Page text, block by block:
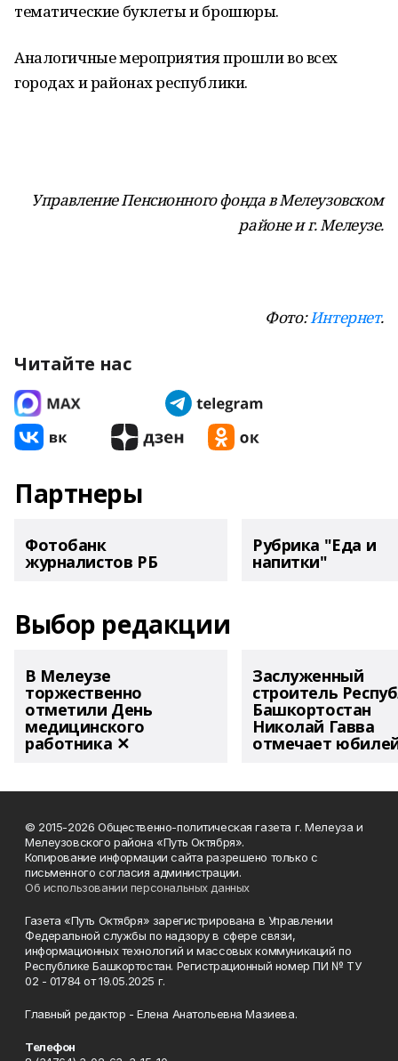
тематические буклеты и брошюры.
Аналогичные мероприятия прошли во всех
городах и районах республики.
Управление Пенсионного фондав Мелеузовском
районе и г. Мелеузе.
Фото:Интернет.
Читайте нас
Партнеры
Фотобанк
журналистов РБ
Рубрика "Еда и
напитки"
Выбор редакции
В Мелеузе
торжественно
отметили День
медицинского
работника ✕
Заслуженный
строитель
Башкортостан
Николай Гавва
отмечает
© 2015-2026 Общественно-политическая газета г. Мелеуза и
Мелеузовского района «Путь Октября».
Копирование информации сайта разрешено только с
письменного согласия администрации.
Об использовании персональных данных
Газета «Путь Октября» зарегистрирована в Управлении
Федеральной службы по надзору в сфере связи,
информационных технологий и массовых коммуникаций по
Республике Башкортостан. Регистрационный номер ПИ № ТУ
02 - 01784 от 19.05.2025 г.
Главный редактор - Елена Анатольевна Мазиева.
Телефон